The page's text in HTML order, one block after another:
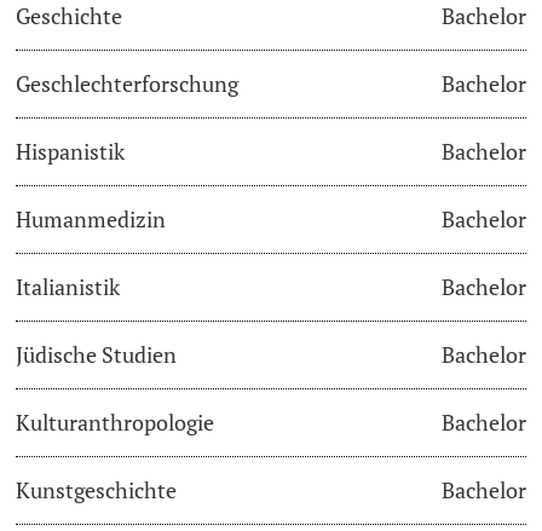
Student Advice Center
Funding
Career Counseling
Social Services & Health Care
Inclusive University
Support Services Guide
Learning & Teaching
Geschichte Bachelor
Geschlechterforschung Bachelor
Hispanistik Bachelor
Humanmedizin Bachelor
Italianistik Bachelor
Jüdische Studien Bachelor
Kulturanthropologie Bachelor
Kunstgeschichte Bachelor